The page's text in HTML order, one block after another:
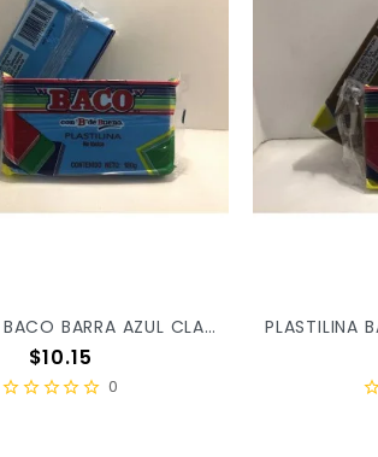
PLASTILINA BACO BARRA AZUL CLARO 57 X/100
Precio
$10.15
0